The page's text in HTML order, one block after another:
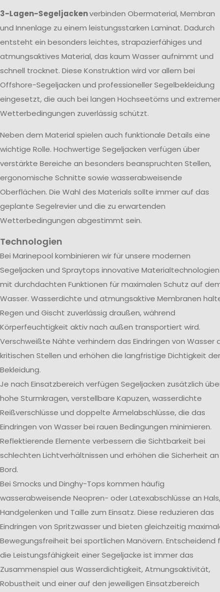
3-Lagen-Segeljackenverbinden Obermaterial, Membran
und Innenlage zu einem leistungsstarken Laminat. Dadurch
entsteht ein besonders leichtes, strapazierfähiges und
atmungsaktives Material, das kaum Wasser aufnimmt und
schnell trocknet. Diese Konstruktion wird vor allem bei
Offshore-Segeljacken und professioneller Segelbekleidung
eingesetzt, die auch bei langen Hochseetörns und
Wetterbedingungen zuverlässig schützt.
Neben dem Material spielen auch funktionale Details eine
wichtige Rolle. Hochwertige Segeljacken verfügen über
verstärkte Bereiche an besonders beanspruchten Stellen,
ergonomische Schnitte sowie wasserabweisende
Oberflächen. Die Wahl des Materials sollte immer auf das
geplante Segelrevier und die zu erwartenden
Wetterbedingungen abgestimmt sein.
Technologien
Bei Marinepool kombinieren wir für unsere modernen
Segeljacken und Spraytops innovative Materialtechnologien
mit durchdachten Funktionen für maximalen Schutz auf
Wasser. Wasserdichte und atmungsaktive Membranen
Regen und Gischt zuverlässig draußen, während
Körperfeuchtigkeit aktiv nach außen transportiert wird.
Verschweißte Nähte verhindern das Eindringen von Wasser
kritischen Stellen und erhöhen die langfristige Dichtigkeit der
Bekleidung.
Je nach Einsatzbereich verfügen Segeljacken zusätzlich
hohe Sturmkragen, verstellbare Kapuzen, wasserdichte
Reißverschlüsse und doppelte Ärmelabschlüsse, die das
Eindringen von Wasser bei rauen Bedingungen minimieren.
Reflektierende Elemente verbessern die Sichtbarkeit bei
schlechten Lichtverhältnissen und erhöhen die Sicherheit an
Bord.
Bei Smocks und Dinghy-Tops kommen häufig
wasserabweisende Neopren- oder Latexabschlüsse an Hals,
Handgelenken und Taille zum Einsatz. Diese reduzieren das
Eindringen von Spritzwasser und bieten gleichzeitig
Bewegungsfreiheit bei sportlichen Manövern. Entscheidend
die Leistungsfähigkeit einer Segeljacke ist immer das
Zusammenspiel aus Wasserdichtigkeit, Atmungsaktivität,
Robustheit und einer auf den jeweiligen Einsatzbereich